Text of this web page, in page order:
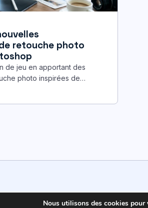
retouche photo
de jeu en apportant des
photo inspirées de
aux usages…
droits réservés.Nous utilisons des cookies